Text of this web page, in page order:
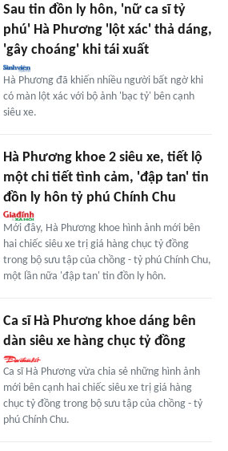
Sau tin đồn ly hôn, 'nữ ca sĩ tỷ
phú' Hà Phương 'lột xác' thả dáng,
'gây choáng' khi tái xuất
Hà Phương đã khiến nhiều người bất ngờ khi
có màn lột xác với bộ ảnh 'bạc tỷ' bên cạnh
siêu xe.
Hà Phương khoe 2 siêu xe, tiết lộ
một chi tiết tình cảm, 'đập tan' tin
đồn ly hôn tỷ phú Chính Chu
Mới đây, Hà Phương khoe hình ảnh mới bên
hai chiếc siêu xe trị giá hàng chục tỷ đồng
trong bộ sưu tập của chồng - tỷ phú Chính Chu,
một lần nữa 'đập tan' tin đồn ly hôn.
Ca sĩ Hà Phương khoe dáng bên
dàn siêu xe hàng chục tỷ đồng
Ca sĩ Hà Phương vừa chia sẻ những hình ảnh
mới bên cạnh hai chiếc siêu xe trị giá hàng
chục tỷ đồng trong bộ sưu tập của chồng - tỷ
phú Chính Chu.